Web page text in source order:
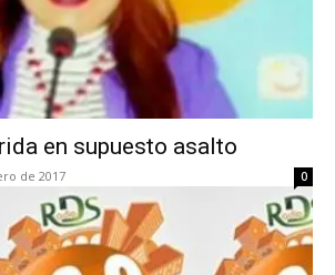
en supuesto asalto
de 2017 0